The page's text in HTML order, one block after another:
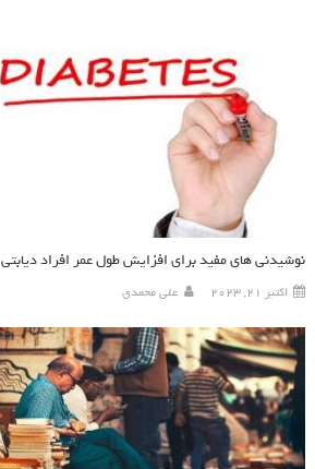
نوشیدنی های مفید برای افزایش طول عمر افراد دیابتی
اکتبر 21, 2023 علی محمدی